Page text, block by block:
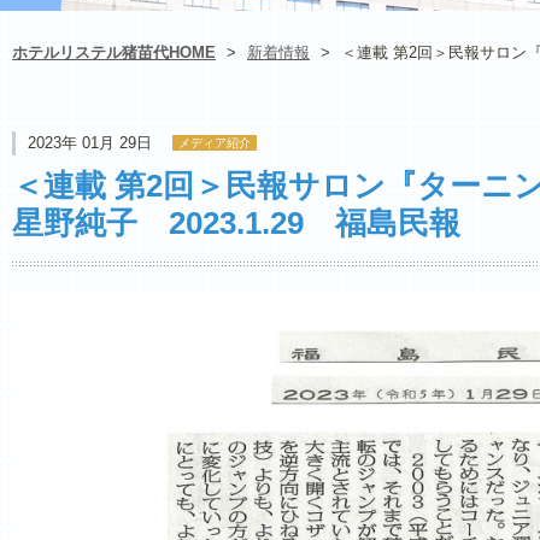
ホテルリステル猪苗代HOME > 新着情報 > ＜連載 第2回＞民報サロ
2023年 01月 29日 メディア紹介
＜連載 第2回＞民報サロン『ターニ
星野純子 2023.1.29 福島民報